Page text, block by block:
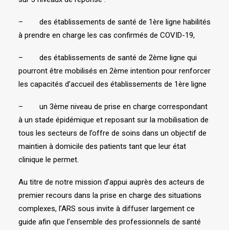
– des établissements de santé de 1ère ligne habilités
à prendre en charge les cas confirmés de COVID-19,
– des établissements de santé de 2ème ligne qui
pourront être mobilisés en 2ème intention pour renforcer
les capacités d’accueil des établissements de 1ère ligne
– un 3ème niveau de prise en charge correspondant
à un stade épidémique et reposant sur la mobilisation de
tous les secteurs de l’offre de soins dans un objectif de
maintien à domicile des patients tant que leur état
clinique le permet.
Au titre de notre mission d’appui auprès des acteurs de
premier recours dans la prise en charge des situations
complexes, l’ARS sous invite à diffuser largement ce
guide afin que l’ensemble des professionnels de santé